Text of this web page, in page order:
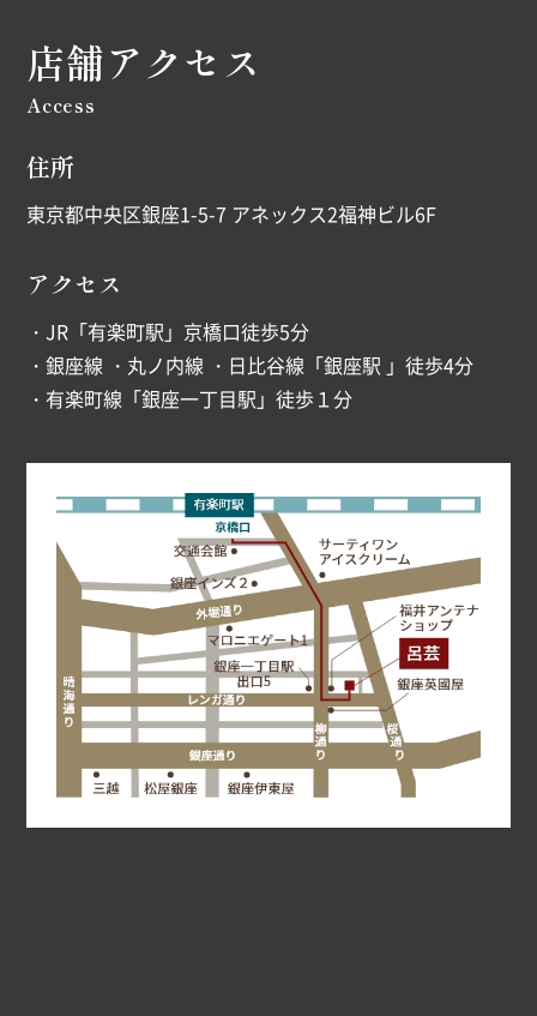
店舗アクセス
Access
住所
東京都中央区銀座1-5-7 アネックス2福神ビル6F
アクセス
・JR「有楽町駅」京橋口徒歩5分
・銀座線 ・丸ノ内線 ・日比谷線「銀座駅 」徒歩4分
・有楽町線「銀座一丁目駅」徒歩１分